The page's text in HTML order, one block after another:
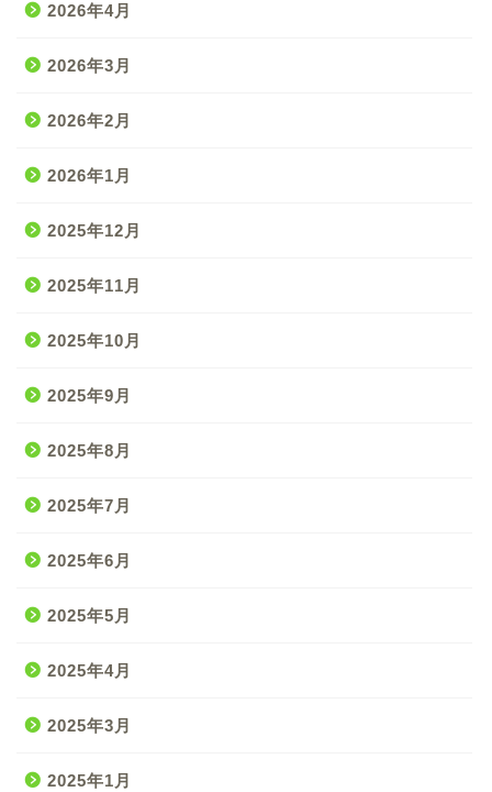
2026年4月
2026年3月
2026年2月
2026年1月
2025年12月
2025年11月
2025年10月
2025年9月
2025年8月
2025年7月
2025年6月
2025年5月
2025年4月
2025年3月
2025年1月